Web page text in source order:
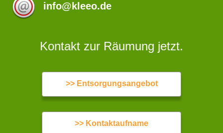
info@kleeo.de
Kontakt zur Räumung jetzt.
>> Entsorgungsangebot
>> Kontaktaufname